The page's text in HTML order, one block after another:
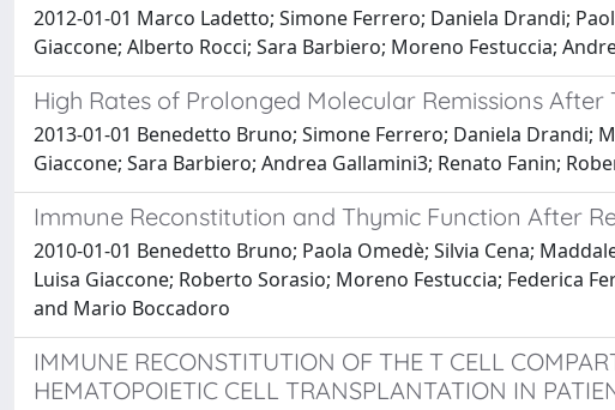
2012-01-01 Marco Ladetto; Simone Ferrero; Daniela Drandi;
Giaccone; Alberto Rocci; Sara Barbiero; Moreno Festuccia;
High Rates of Prolonged Molecular Remissions
2013-01-01 Benedetto Bruno; Simone Ferrero; Daniela Drandi;
Giaccone; Sara Barbiero; Andrea Gallamini3; Renato Fanin;
Immune Reconstitution and Thymic Function After
2010-01-01 Benedetto Bruno; Paola Omedè; Silvia Cena;
Luisa Giaccone; Roberto Sorasio; Moreno Festuccia; Federica
and Mario Boccadoro
IMMUNE RECONSTITUTION OF THE T CELL
HEMATOPOIETIC CELL TRANSPLANTATION IN